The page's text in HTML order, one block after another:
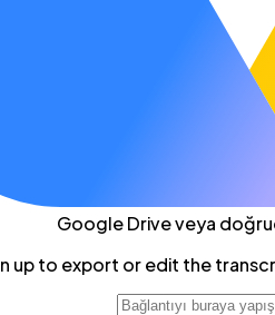
Google Driveveya
up to export or edit the